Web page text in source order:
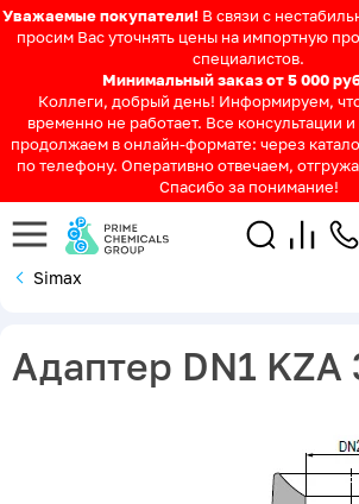
Уважаемые покупатели! В связи с
просим Вас уточнять цены на импортную
специалистов.
Минимальный заказ от 5 000
Коллеги, добрый день! Информируем,
временно не работает. Все консультации
продолжаем в онлайн-формате: через
по телефону. Оперативно отвечаем,
Спасибо за понимание!
Simax
Адаптер DN1